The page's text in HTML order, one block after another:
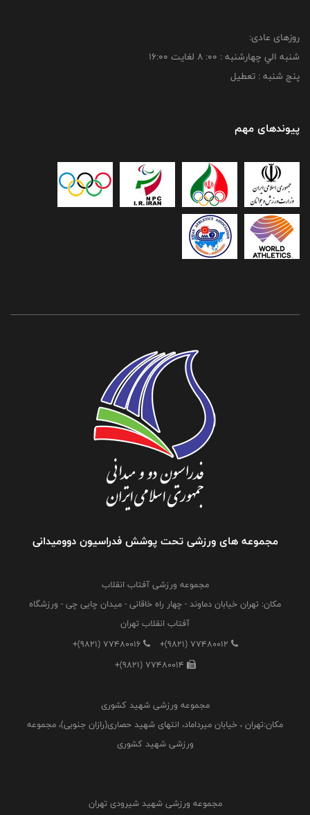
روزهای عادی:
شنبه الي چهارشنبه : 00: 8 لغايت 16:00
پنج شنبه : تعطیل
پیوندهای مهم
مجموعه های ورزشی تحت پوشش فدراسیون دوومیدانی
مجموعه ورزشی آفتاب انقلاب
مکان: تهران خیابان دماوند - چهار راه خاقانی - میدان چایی چی - ورزشگاه
آفتاب انقلاب تهران
+(9821) 77480012
+(9821) 77480016
+(9821) 77480014
مجموعه ورزشی شهید کشوری
مکان:تهران ، خیابان میرداماد، انتهای شهید حصاری(رازان جنوبی)، مجموعه
ورزشی شهید کشوری
مجموعه ورزشی شهید شیرودی تهران